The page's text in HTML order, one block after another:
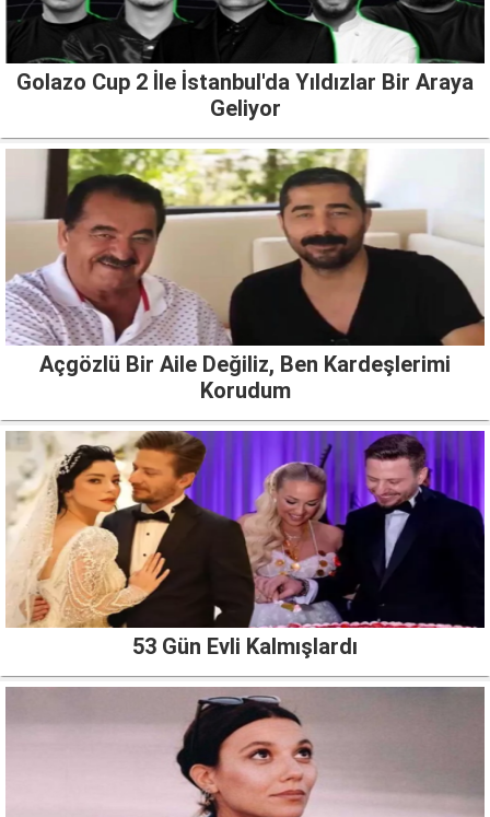
Golazo Cup 2 İle İstanbul'da Yıldızlar Bir Araya
Geliyor
Açgözlü Bir Aile Değiliz, Ben Kardeşlerimi
Korudum
53 Gün Evli Kalmışlardı